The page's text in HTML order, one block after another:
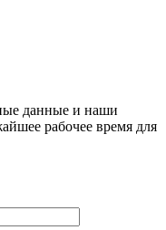
данные и наши
рабочее время для